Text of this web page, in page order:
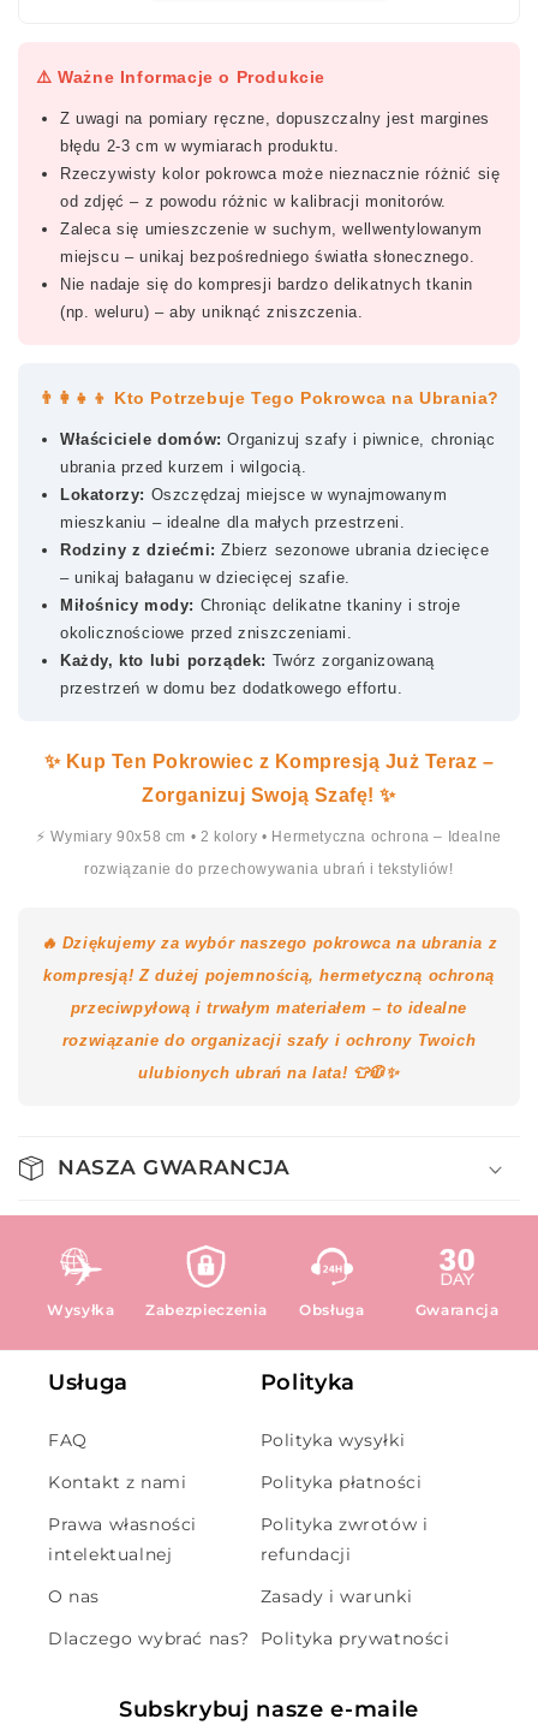
⚠️ Ważne Informacje o Produkcie
Z uwagi na pomiary ręczne, dopuszczalny jest margines
błędu 2-3 cm w wymiarach produktu.
Rzeczywisty kolor pokrowca może nieznacznie różnić się
od zdjęć – z powodu różnic w kalibracji monitorów.
Zaleca się umieszczenie w suchym, wellwentylowanym
miejscu – unikaj bezpośredniego światła słonecznego.
Nie nadaje się do kompresji bardzo delikatnych tkanin
(np. weluru) – aby uniknąć zniszczenia.
👨👩👧👦 Kto Potrzebuje Tego Pokrowca na Ubrania?
Właściciele domów: Organizuj szafy i piwnice, chroniąc
ubrania przed kurzem i wilgocią.
Lokatorzy: Oszczędzaj miejsce w wynajmowanym
mieszkaniu – idealne dla małych przestrzeni.
Rodziny z dziećmi: Zbierz sezonowe ubrania dziecięce
– unikaj bałaganu w dziecięcej szafie.
Miłośnicy mody: Chroniąc delikatne tkaniny i stroje
okolicznościowe przed zniszczeniami.
Każdy, kto lubi porządek: Twórz zorganizowaną
przestrzeń w domu bez dodatkowego effortu.
✨ Kup Ten Pokrowiec z Kompresją Już Teraz –
Zorganizuj Swoją Szafę! ✨
⚡ Wymiary 90x58 cm • 2 kolory • Hermetyczna ochrona – Idealne
rozwiązanie do przechowywania ubrań i tekstyliów!
🔥 Dziękujemy za wybór naszego pokrowca na ubrania z
kompresją! Z dużej pojemnością, hermetyczną ochroną
przeciwpyłową i trwałym materiałem – to idealne
rozwiązanie do organizacji szafy i ochrony Twoich
ulubionych ubrań na lata! 👕🧥✨
NASZA GWARANCJA
Wysyłka Zabezpieczenia Obsługa Gwarancja
Usługa
FAQ
Kontakt z nami
Prawa własności
intelektualnej
O nas
Dlaczego wybrać nas?
Polityka
Polityka wysyłki
Polityka płatności
Polityka zwrotów i
refundacji
Zasady i warunki
Polityka prywatności
Subskrybuj nasze e-maile